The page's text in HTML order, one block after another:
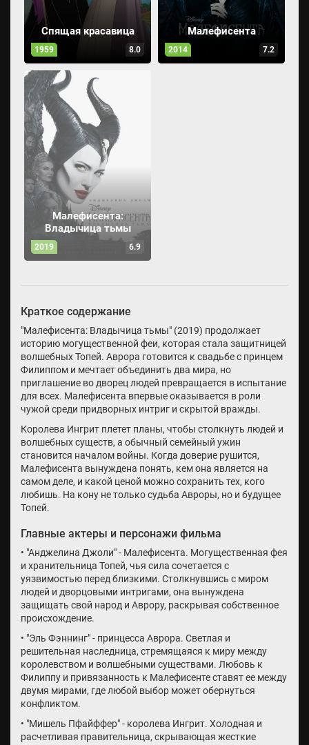
Спящая красавица
1959 8.0
Малефисента
2014 7.2
Малефисента:
Владычица тьмы
2019 6.9
Краткое содержание
"Малефисента: Владычица тьмы" (2019) продолжает
историю могущественной феи, которая стала защитницей
волшебных Топей. Аврора готовится к свадьбе с принцем
Филиппом и мечтает объединить два мира, но
приглашение во дворец людей превращается в испытание
для всех. Малефисента впервые оказывается в роли
чужой среди придворных интриг и скрытой вражды.
Королева Ингрит плетет планы, чтобы столкнуть людей и
волшебных существ, а обычный семейный ужин
становится началом войны. Когда доверие рушится,
Малефисента вынуждена понять, кем она является на
самом деле, и какой ценой можно сохранить тех, кого
любишь. На кону не только судьба Авроры, но и будущее
Топей.
Главные актеры и персонажи фильма
• "Анджелина Джоли" - Малефисента. Могущественная фея
и хранительница Топей, чья сила сочетается с
уязвимостью перед близкими. Столкнувшись с миром
людей и дворцовыми интригами, она вынуждена
защищать свой народ и Аврору, раскрывая собственное
происхождение.
• "Эль Фэннинг" - принцесса Аврора. Светлая и
решительная наследница, стремящаяся к миру между
королевством и волшебными существами. Любовь к
Филиппу и привязанность к Малефисенте ставят ее между
двумя мирами, где любой выбор может обернуться
конфликтом.
• "Мишель Пфайффер" - королева Ингрит. Холодная и
расчетливая правительница, скрывающая жесткие